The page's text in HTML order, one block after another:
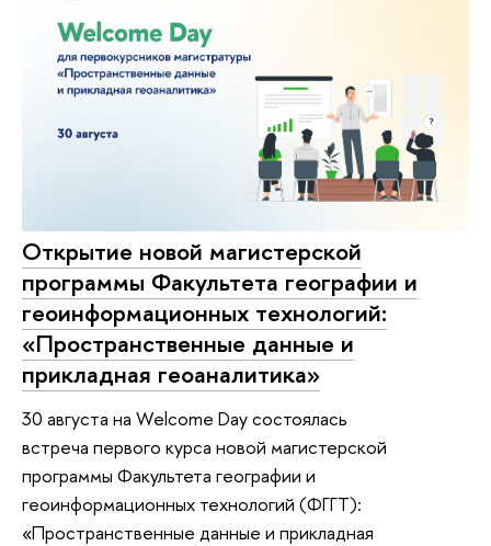
Открытие новой магистерской
программы Факультета географии и
геоинформационных технологий:
«Пространственные данные и
прикладная геоаналитика»
30 августа на Welcome Day состоялась
встреча первого курса новой магистерской
программы Факультета географии и
геоинформационных технологий (ФГГТ):
«Пространственные данные и прикладная